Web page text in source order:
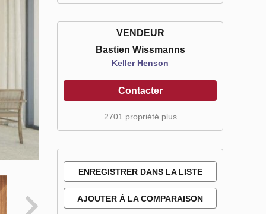
VENDEUR
Bastien Wissmanns
Keller Henson
Contacter
2701 propriété plus
ENREGISTRER DANS LA LISTE
DE SOUHAITS
AJOUTER À LA COMPARAISON